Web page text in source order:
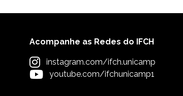
Acompanhe as Redes do IFCH
instagram.com/ifch.unicamp
youtube.com/ifchunicamp1